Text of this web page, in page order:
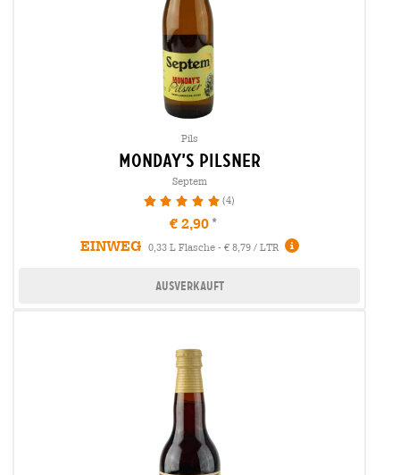
Pils
monday’s pilsner
Septem
100% (4)
€ 2,90
EINWEG
0,33 L Flasche - € 8,79 / LTR
Ausverkauft